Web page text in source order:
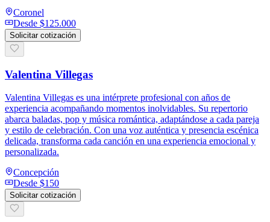
Coronel
Desde $125.000
Solicitar cotización
Valentina Villegas
Valentina Villegas es una intérprete profesional con años de
experiencia acompañando momentos inolvidables. Su repertorio
abarca baladas, pop y música romántica, adaptándose a cada pareja
y estilo de celebración. Con una voz auténtica y presencia escénica
delicada, transforma cada canción en una experiencia emocional y
personalizada.
Concepción
Desde $150
Solicitar cotización